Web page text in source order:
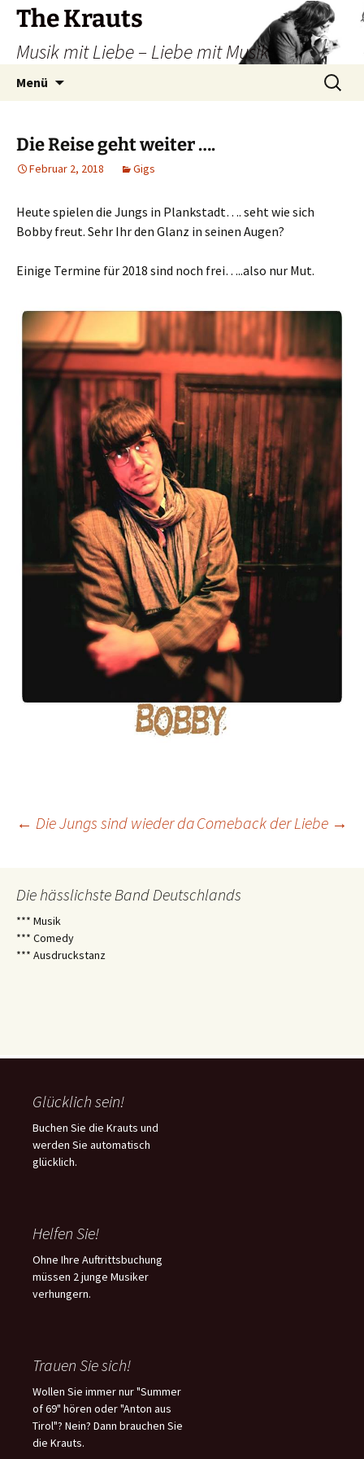
Zum
Inhalt
springen
The Krauts
Musik mit Liebe – Liebe mit Musik
Menü
Suchen
nach:
Die Reise geht weiter ….
Februar 2, 2018 Gigs
Heute spielen die Jungs in Plankstadt…. seht wie sich
Bobby freut. Sehr Ihr den Glanz in seinen Augen?
Einige Termine für 2018 sind noch frei…..also nur Mut.
Beitragsnavigation
← Die Jungs sind wieder daComeback der Liebe →
Die hässlichste Band Deutschlands
*** Musik
*** Comedy
*** Ausdruckstanz
Glücklich sein!
Buchen Sie die Krauts und
werden Sie automatisch
glücklich.
Helfen Sie!
Ohne Ihre Auftrittsbuchung
müssen 2 junge Musiker
verhungern.
Trauen Sie sich!
Wollen Sie immer nur "Summer
of 69" hören oder "Anton aus
Tirol"? Nein? Dann brauchen Sie
die Krauts.